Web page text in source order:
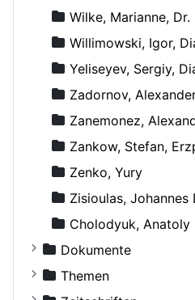
Wilke, Marianne, Dr.
Willimowski, Igor,
Yeliseyev, Sergiy,
Zadornov,
Zanemonez,
Zankow, Stefan,
Zenko, Yury
Zisioulas, Johannes
Сholodyuk, Anatoly
Dokumente
Russische Orthodoxe
Themen